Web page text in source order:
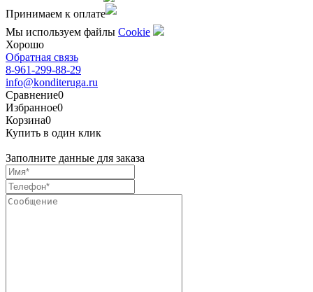
Принимаем к оплате
Мы используем файлы Сookie
Хорошо
Обратная связь
8-961-299-88-29
info@konditeruga.ru
Сравнение0
Избранное0
Корзина0
Купить в один клик
Заполните данные для заказа